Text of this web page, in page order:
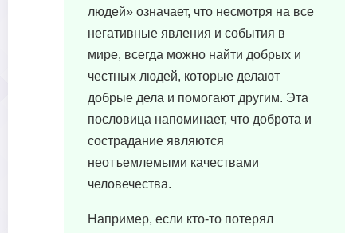
людей» означает, что несмотря на все
негативные явления и события в
мире, всегда можно найти добрых и
честных людей, которые делают
добрые дела и помогают другим. Эта
пословица напоминает, что доброта и
сострадание являются
неотъемлемыми качествами
человечества.
Например, если кто-то потерял